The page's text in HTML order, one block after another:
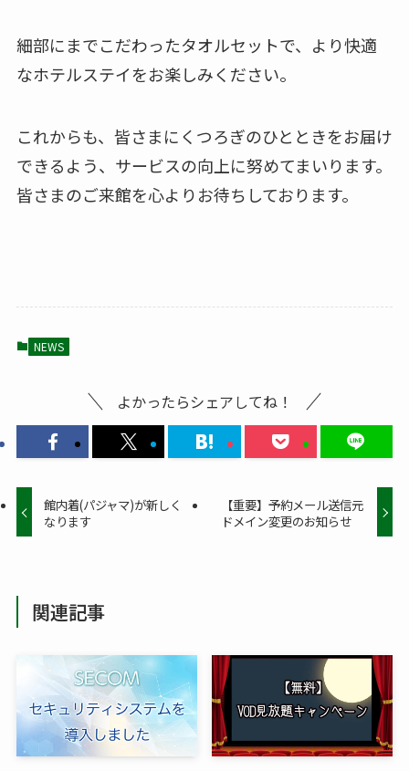
細部にまでこだわったタオルセットで、より快適
なホテルステイをお楽しみください。
これからも、皆さまにくつろぎのひとときをお届け
できるよう、サービスの向上に努めてまいります。
皆さまのご来館を心よりお待ちしております。
NEWS
よかったらシェアしてね！
館内着(パジャマ)が新しく
なります
【重要】予約メール送信元
ドメイン変更のお知らせ
関連記事